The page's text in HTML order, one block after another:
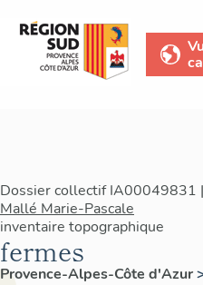
Dossier collectif IA00049831
Mallé Marie-Pascale
inventaire topographique
fermes
Provence-Alpes-Côte d'Azur